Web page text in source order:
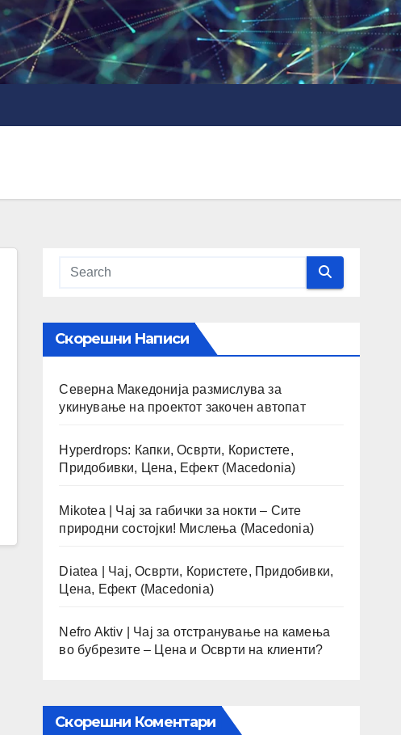
Скорешни Написи
Северна Македонија размислува за
укинување на проектот закочен автопат
Hyperdrops: Капки, Осврти, Користете,
Придобивки, Цена, Ефект (Macedonia)
Mikotea | Чај за габички за нокти – Сите
природни состојки! Мислења (Macedonia)
Diatea | Чај, Осврти, Користете, Придобивки,
Цена, Ефект (Macedonia)
Nefro Aktiv | Чај за отстранување на камења
во бубрезите – Цена и Осврти на клиенти?
Скорешни Коментари